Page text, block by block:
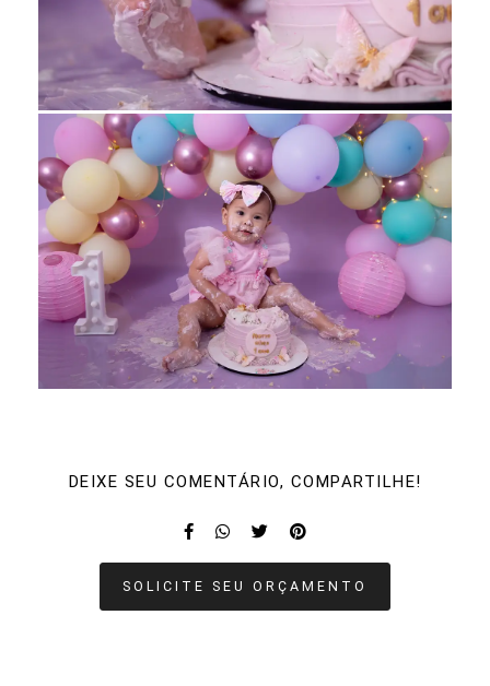
DEIXE SEU COMENTÁRIO, COMPARTILHE!
SOLICITE SEU ORÇAMENTO